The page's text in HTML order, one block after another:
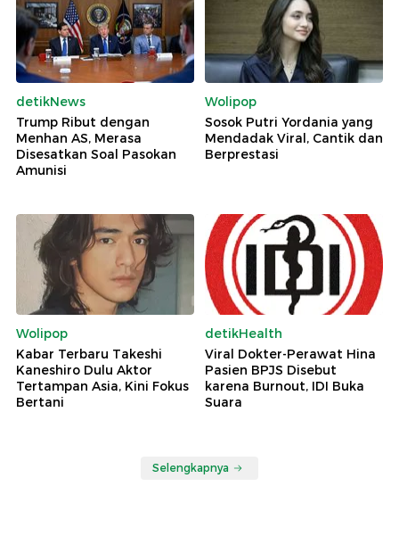
detikNews
Trump Ribut dengan
Menhan AS, Merasa
Disesatkan Soal Pasokan
Amunisi
Wolipop
Sosok Putri Yordania yang
Mendadak Viral, Cantik dan
Berprestasi
Wolipop
Kabar Terbaru Takeshi
Kaneshiro Dulu Aktor
Tertampan Asia, Kini Fokus
Bertani
detikHealth
Viral Dokter-Perawat Hina
Pasien BPJS Disebut
karena Burnout, IDI Buka
Suara
Selengkapnya